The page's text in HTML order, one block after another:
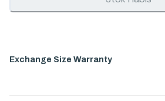
Exchange Size Warranty